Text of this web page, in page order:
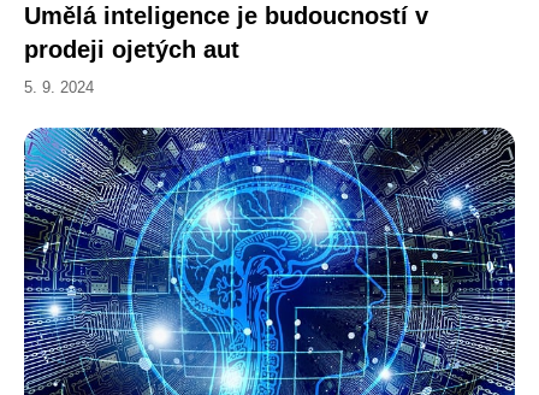
Umělá inteligence je budoucností v
prodeji ojetých aut
5. 9. 2024